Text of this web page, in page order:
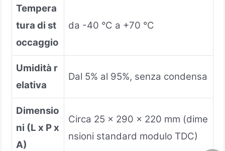
Tempera
tura di st
occaggio
da -40 °C a +70 °C
Umidità r
elativa
Dal 5% al 95%, senza condensa
Dimensio
ni (L x P x
A)
Circa 25 x 290 x 220 mm (dime
nsioni standard modulo TDC)